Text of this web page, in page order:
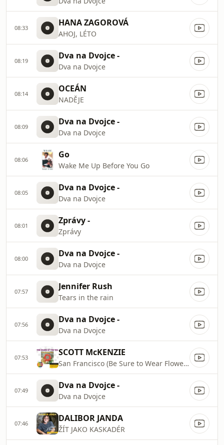
08:33 HANA ZAGOROVÁ
AHOJ, LÉTO
08:19 Dva na Dvojce -
Dva na Dvojce
08:14 OCEÁN
NADĚJE
08:09 Dva na Dvojce -
Dva na Dvojce
08:06 Go
Wake Me Up Before You Go
08:05 Dva na Dvojce -
Dva na Dvojce
08:01 Zprávy -
Zprávy
08:00 Dva na Dvojce -
Dva na Dvojce
07:57 Jennifer Rush
Tears in the rain
07:56 Dva na Dvojce -
Dva na Dvojce
07:53 SCOTT McKENZIE
San Francisco (Be Sure to Wear Flowers in Your Hair)
07:49 Dva na Dvojce -
Dva na Dvojce
07:46 DALIBOR JANDA
ŽÍT JAKO KASKADÉR